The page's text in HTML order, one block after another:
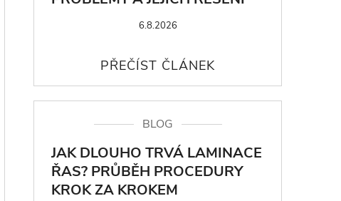
6.8.2026
BLOG
JAK DLOUHO TRVÁ LAMINACE
ŘAS? PRŮBĚH PROCEDURY
KROK ZA KROKEM